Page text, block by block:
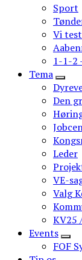
Sport
Vi
1-1-2
Tema
Den
Leder
VE-
Valg
KV25
Events
FOF